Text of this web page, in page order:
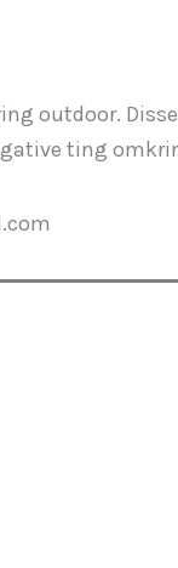
outdoor.
ting